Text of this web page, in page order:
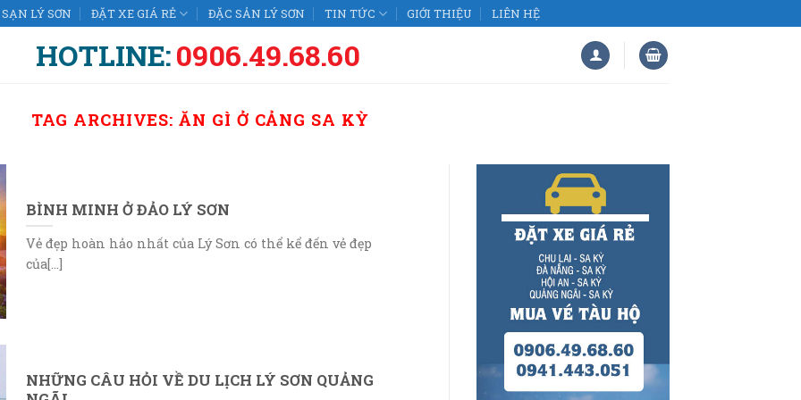
LÝ SƠN ĐẶT XE GIÁ RẺ ĐẶC SẢN LÝ SƠN TIN TỨC GIỚI THIỆU LIÊN HỆ
HOTLINE:0906.49.68.60
TAG ARCHIVES:ĂN GÌ Ở CẢNG SA KỲ
BÌNH MINH Ở ĐẢO LÝ SƠN
Vẻ đẹp hoàn hảo nhất của Lý Sơn có thể kể đến vẻ đẹp
của[...]
NHỮNG CÂU HỎI VỀ DU LỊCH LÝ SƠN QUẢNG